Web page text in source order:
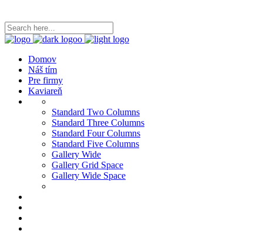
Domov
Náš tím
Pre firmy
Kaviareň
Standard Two Columns
Standard Three Columns
Standard Four Columns
Standard Five Columns
Gallery Wide
Gallery Grid Space
Gallery Wide Space